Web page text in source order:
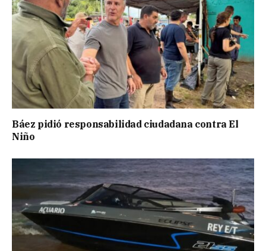
Báez pidió responsabilidad ciudadana contra El
Niño